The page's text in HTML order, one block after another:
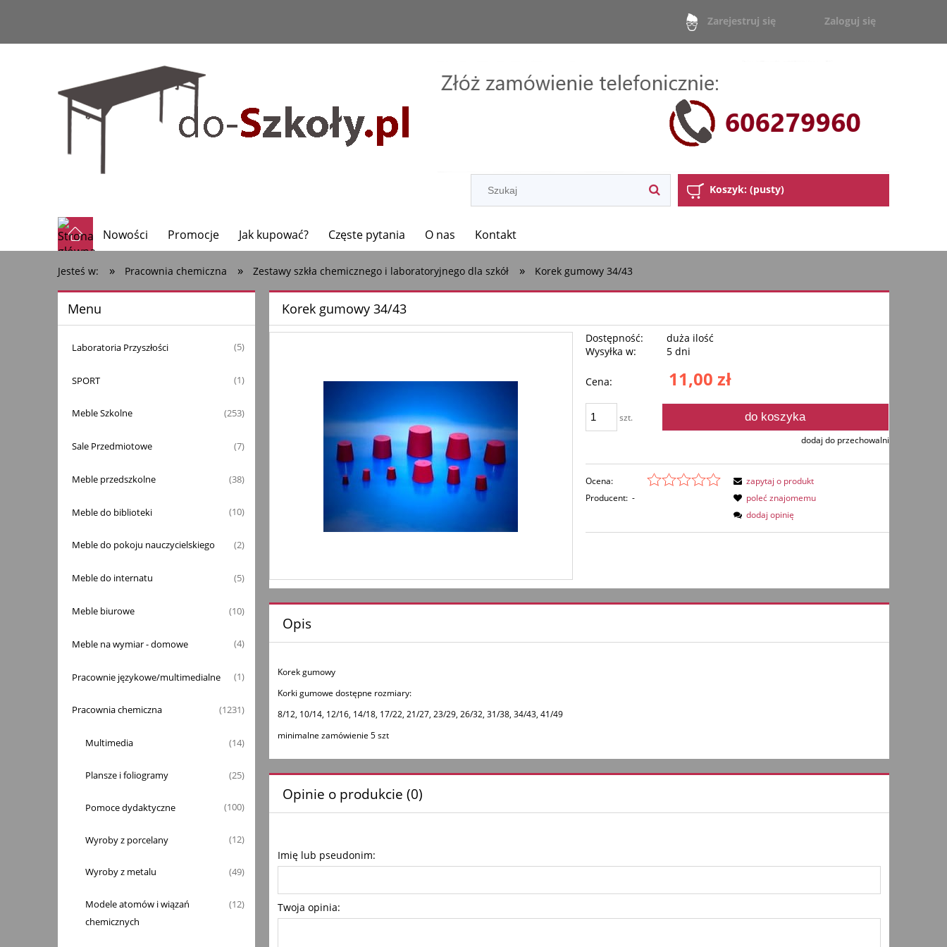
Zarejestruj się Zaloguj się
Koszyk: (pusty)
Nowości Promocje Jak kupować? Częste pytania O nas Kontakt
Jesteś w: » Pracownia chemiczna » Zestawy szkła chemicznego i laboratoryjnego dla szkół » Korek gumowy 34/43
Menu
Laboratoria Przyszłości (5)
SPORT (1)
Meble Szkolne (253)
Sale Przedmiotowe (7)
Meble przedszkolne (38)
Meble do biblioteki (10)
Meble do pokoju nauczycielskiego (2)
Meble do internatu (5)
Meble biurowe (10)
Meble na wymiar - domowe (4)
Pracownie językowe/multimedialne (1)
Pracownia chemiczna (1231)
Multimedia (14)
Plansze i foliogramy (25)
Pomoce dydaktyczne (100)
Wyroby z porcelany (12)
Wyroby z metalu (49)
Modele atomów i wiązań
chemicznych
(12)
Korek gumowy 34/43
Dostępność:
duża ilość
Wysyłka w:
5 dni
Cena: 11,00 zł
szt. do koszyka
dodaj do przechowalni
Ocena:
Producent: -
zapytaj o produkt
poleć znajomemu
dodaj opinię
Opis
Korek gumowy
Korki gumowe dostępne rozmiary:
8/12, 10/14, 12/16, 14/18, 17/22, 21/27, 23/29, 26/32, 31/38, 34/43, 41/49
minimalne zamówienie 5 szt
Opinie o produkcie (0)
Imię lub pseudonim:
Twoja opinia: